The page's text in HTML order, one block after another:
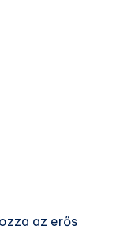
az erős